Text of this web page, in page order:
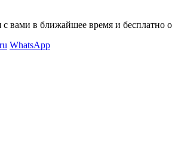
вами в ближайшее время и бесплатно
WhatsApp